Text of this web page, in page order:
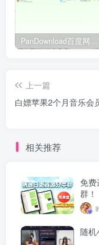
PanDownload百度网盘不限速V5稳定版
上一篇
白嫖苹果2个月音乐会
相关推荐
免费
群！
随机